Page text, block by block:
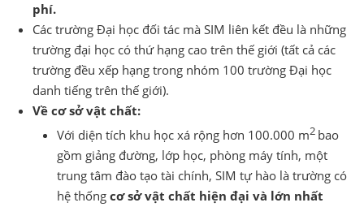
phí.
Các trường Đại học đối tác mà SIM liên kết đều là những
trường đại học có thứ hạng cao trên thế giới (tất cả các
trường đều xếp hạng trong nhóm 100 trường Đại học
danh tiếng trên thế giới).
Về cơ sở vật chất:
Với diện tích khu học xá rộng hơn 100.000 m2 bao
gồm giảng đường, lớp học, phòng máy tính, một
trung tâm đào tạo tài chính, SIM tự hào là trường có
hệ thống cơ sở vật chất hiện đại và lớn nhất